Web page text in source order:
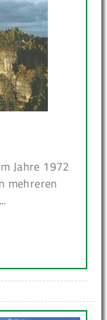
Jahre 1972
mehreren